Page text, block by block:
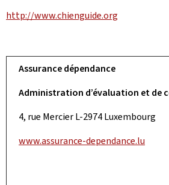
http://www.chienguide.org
Assurance dépendance
Administration d’évaluation et de
4, rue Mercier L-2974 Luxembourg
www.assurance-dependance.lu